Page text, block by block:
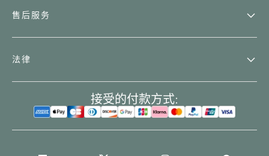
售后服务
法律
接受的付款方式: